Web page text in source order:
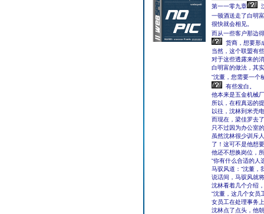
第一一零九章
一顿酒送走了白明富
很快就会相见。
而从一些客户那边
货商，想要形
当然，这个联盟有
对于这些透露来的
白明富的做法，其
“沈董，您需要一个
有些发白。
他本来是五金机械
所以，在程真远的
以往，沈林到米壳
而现在，梁佳罗去
只不过因为办公室
虽然沈林很少训斥
了！这可不是他想
他还不想换岗位，
“你有什么合适的人
马驭风道：“沈董，
说话间，马驭风就
沈林看着几个介绍
“沈董，这几个女员
女员工在处理事务
沈林点了点头，他